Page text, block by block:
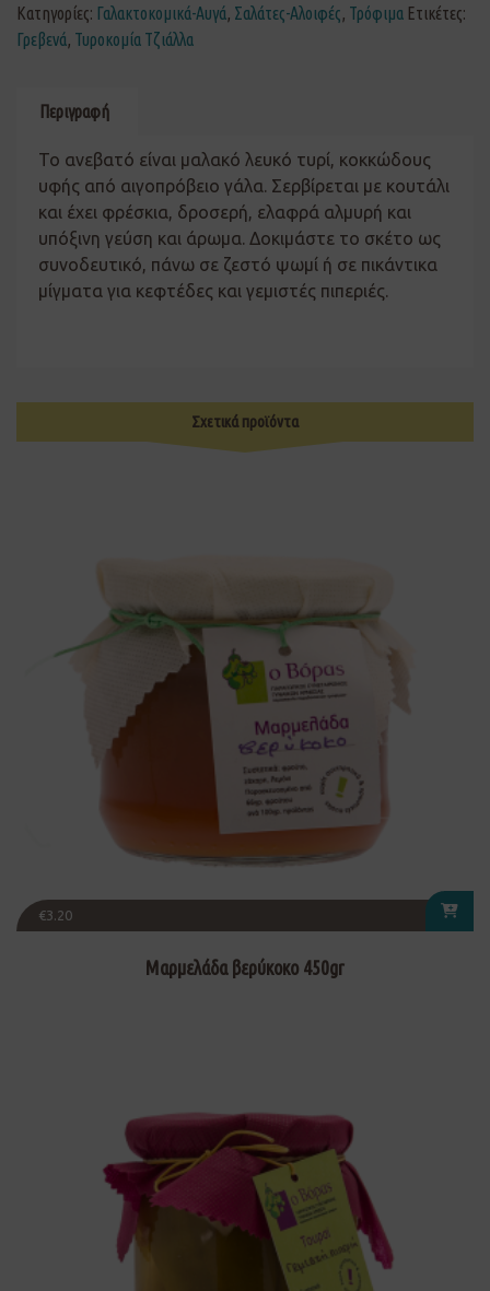
Κατηγορίες: Γαλακτοκομικά-Αυγά, Σαλάτες-Αλοιφές, Τρόφιμα Ετικέτες:
Γρεβενά, Τυροκομία Τζιάλλα
Περιγραφή
Το ανεβατό είναι μαλακό λευκό τυρί, κοκκώδους
υφής από αιγοπρόβειο γάλα. Σερβίρεται με κουτάλι
και έχει φρέσκια, δροσερή, ελαφρά αλμυρή και
υπόξινη γεύση και άρωμα. Δοκιμάστε το σκέτο ως
συνοδευτικό, πάνω σε ζεστό ψωμί ή σε πικάντικα
μίγματα για κεφτέδες και γεμιστές πιπεριές.
Σχετικά προϊόντα
€3.20
Μαρμελάδα βερύκοκο 450gr